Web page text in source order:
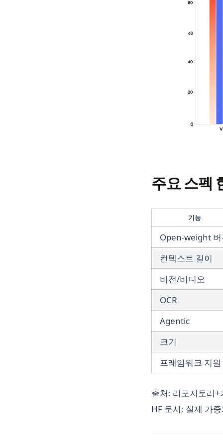
주요 스펙
기능
Open‑weight
컨텍스트 길이
비전/비디오
OCR
Agentic
크기
프레임워크 지원
출처: 리포지토리
HF 문서; 실제 가